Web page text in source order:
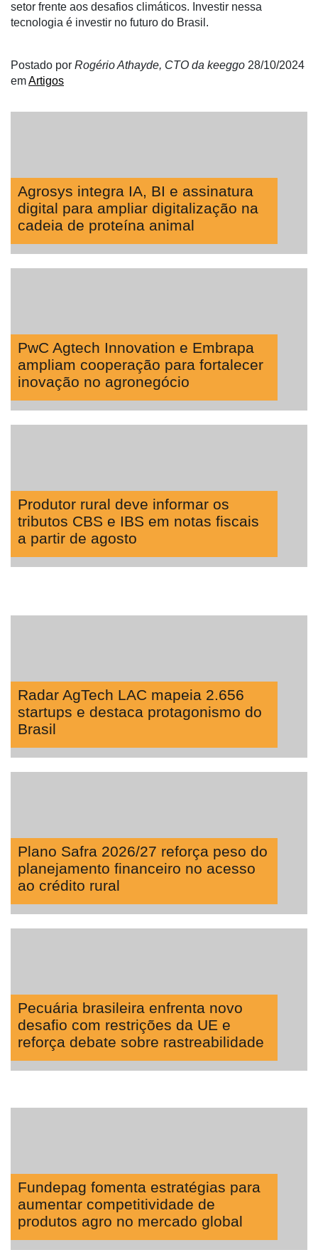
setor frente aos desafios climáticos. Investir nessa
tecnologia é investir no futuro do Brasil.
Postado por Rogério Athayde, CTO da keeggo 28/10/2024
emArtigos
Agrosys integra IA, BI e assinatura
digital para ampliar digitalização na
cadeia de proteína animal
PwC Agtech Innovation e Embrapa
ampliam cooperação para fortalecer
inovação no agronegócio
Produtor rural deve informar os
tributos CBS e IBS em notas fiscais
a partir de agosto
Radar AgTech LAC mapeia 2.656
startups e destaca protagonismo do
Brasil
Plano Safra 2026/27 reforça peso do
planejamento financeiro no acesso
ao crédito rural
Pecuária brasileira enfrenta novo
desafio com restrições da UE e
reforça debate sobre rastreabilidade
Fundepag fomenta estratégias para
aumentar competitividade de
produtos agro no mercado global